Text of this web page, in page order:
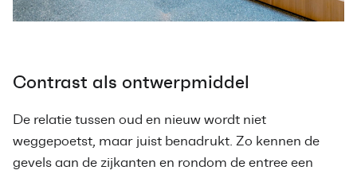
Contrast als ontwerpmiddel
De relatie tussen oud en nieuw wordt niet
weggepoetst, maar juist benadrukt. Zo kennen de
gevels aan de zijkanten en rondom de entree een